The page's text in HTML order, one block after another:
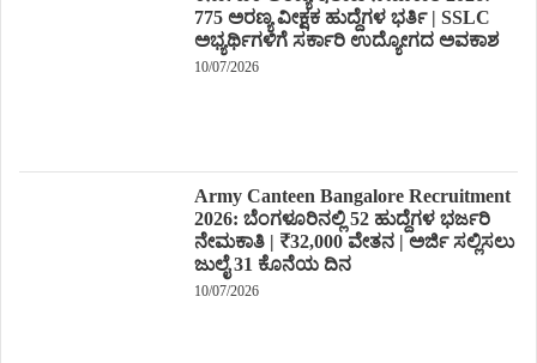
775 ಅರಣ್ಯ ವೀಕ್ಷಕ ಹುದ್ದೆಗಳ ಭರ್ತಿ | SSLC
ಅಭ್ಯರ್ಥಿಗಳಿಗೆ ಸರ್ಕಾರಿ ಉದ್ಯೋಗದ ಅವಕಾಶ
10/07/2026
Army Canteen Bangalore Recruitment
2026: ಬೆಂಗಳೂರಿನಲ್ಲಿ 52 ಹುದ್ದೆಗಳ ಭರ್ಜರಿ
ನೇಮಕಾತಿ | ₹32,000 ವೇತನ | ಅರ್ಜಿ ಸಲ್ಲಿಸಲು
ಜುಲೈ 31 ಕೊನೆಯ ದಿನ
10/07/2026